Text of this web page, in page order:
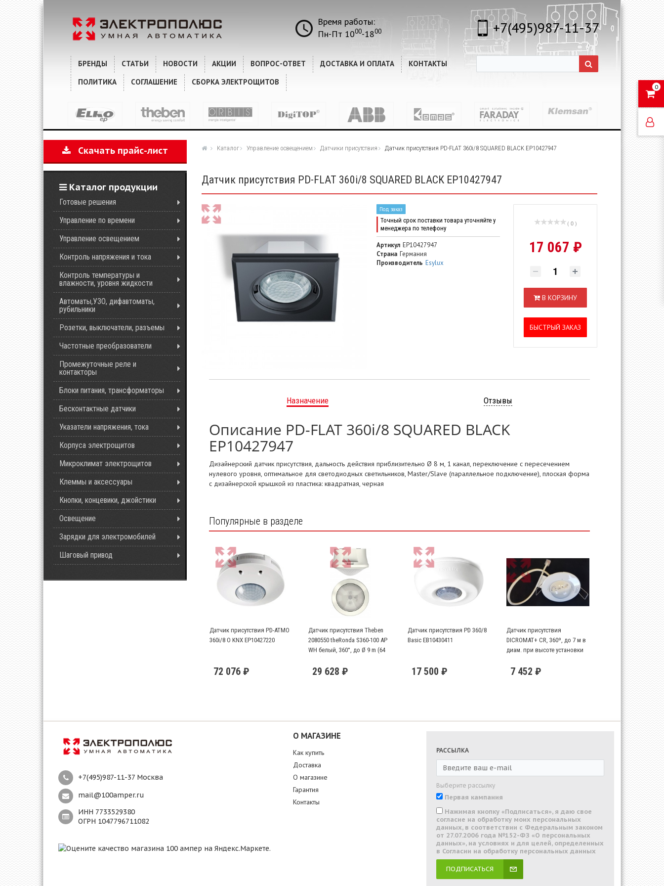
0
Время работы:
Пн-Пт 1000-1800 +7(495)987-11-37
БРЕНДЫ СТАТЬИ НОВОСТИ АКЦИИ ВОПРОС-ОТВЕТ ДОСТАВКА И ОПЛАТА
КОНТАКТЫ
ПОЛИТИКА
СОГЛАШЕНИЕ СБОРКА ЭЛЕКТРОЩИТОВ
Скачать прайс-лист
Каталог продукции
Готовые решения
Управление по времени
Управление освещением
Контроль напряжения и тока
Контроль температуры и
влажности, уровня жидкости
Автоматы,УЗО, дифавтоматы,
рубильники
Розетки, выключатели, разъемы
Частотные преобразователи
Промежуточные реле и
контакторы
Блоки питания, трансформаторы
Бесконтактные датчики
Указатели напряжения, тока
Корпуса электрощитов
Микроклимат электрощитов
Клеммы и аксессуары
Кнопки, концевики, джойстики
Освещение
Зарядки для электромобилей
Шаговый привод
Каталог Управление освещением Датчики присутствия Датчик присутствия PD-FLAT 360i/8 SQUARED BLACK EP10427947
Датчик присутствия PD-FLAT 360i/8 SQUARED BLACK EP10427947
( 0 )
17 067 ₽
В КОРЗИНУ
БЫСТРЫЙ ЗАКАЗ
Под заказ
Точный срок поставки товара уточняйте у
менеджера по телефону
Артикул EP10427947
Страна Германия
Производитель Esylux
Назначение Отзывы
Описание PD-FLAT 360i/8 SQUARED BLACK
EP10427947
Дизайнерский датчик присутствия, дальность действия приблизительно Ø 8 м, 1 канал, переключение с пересечением
нулевого уровня, оптимальное для светодиодных светильников, Master/Slave (параллельное подключение), плоская форма
с дизайнерской крышкой из пластика: квадратная, черная
Популярные в разделе
Датчик присутствия PD-ATMO
360i/8 O KNX EP10427220
72 076 ₽
Датчик присутствия Theben
2080550 theRonda S360-100 AP
WH белый, 360°, до Ø 9 m (64
29 628 ₽
Датчик присутствия PD 360/8
Basic EB10430411
17 500 ₽
Датчик присутствия
DICROMAT+ CR, 360º, до 7 м в
диам. при высоте установки
7 452 ₽
+7(495)987-11-37 Москва
mail@100amper.ru
ИНН 7733529380
ОГРН 1047796711082
О МАГАЗИНЕ
Как купить
Доставка
О магазине
Гарантия
Контакты
РАССЫЛКА
Выберите рассылку
Первая кампания
Нажимая кнопку «Подписаться», я даю свое
согласие на обработку моих персональных
данных, в соответствии с Федеральным законом
от 27.07.2006 года №152-ФЗ «О персональных
данных», на условиях и для целей, определенных
в Согласии на обработку персональных данных
ПОДПИСАТЬСЯ